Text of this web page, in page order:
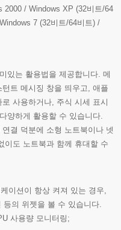
2000 / Windows XP (32비트/64
7 (32비트/64비트) /
있는 활용법을 제공합니다. 메
트 메시징 창을 띄우고, 애플
사용하거나, 주식 시세 표시
양하게 활용할 수 있습니다.
결 덕분에 소형 노트북이나 넷
이도 노트북과 함께 휴대할 수
이션이 항상 켜져 있는 경우,
의 위젯을 볼 수 있습니다.
사용량 모니터링;